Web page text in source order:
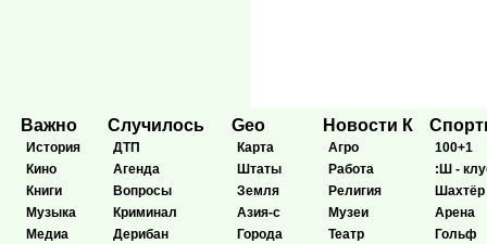
Важно
История
Кино
Книги
Музыка
Медиа
Случилось
ДТП
Агенда
Вопросы
Криминал
Дерибан
Geo
Карта
Штаты
Земля
Азия-с
Города
Новости К
Агро
Работа
Религия
Музеи
Театр
100+1
:Ш -
Шахтёр
Арена
Гольф